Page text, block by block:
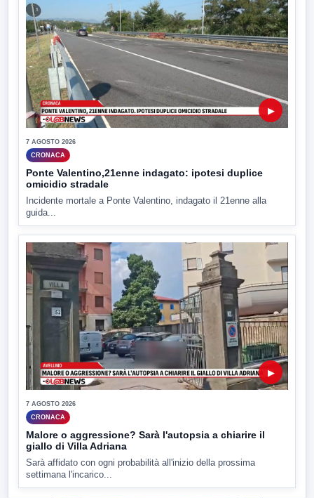
▶
7 AGOSTO 2026
CRONACA
Ponte Valentino,21enne indagato: ipotesi duplice
omicidio stradale
Incidente mortale a Ponte Valentino, indagato il 21enne alla
guida...
▶
7 AGOSTO 2026
CRONACA
Malore o aggressione? Sarà l'autopsia a chiarire il
giallo di Villa Adriana
Sarà affidato con ogni probabilità all'inizio della prossima
settimana l'incarico...